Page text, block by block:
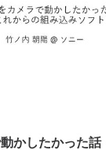
かしたかった話